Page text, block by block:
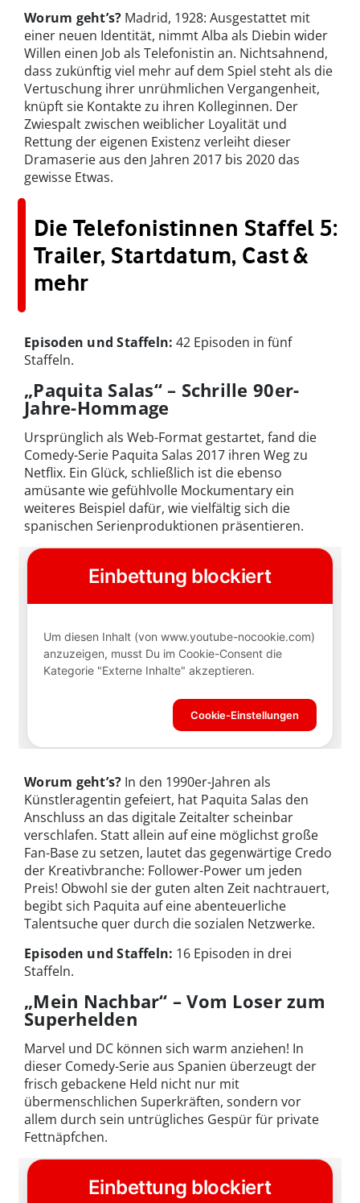
Worum geht’s? Madrid, 1928: Ausgestattet mit
einer neuen Identität, nimmt Alba als Diebin wider
Willen einen Job als Telefonistin an. Nichtsahnend,
dass zukünftig viel mehr auf dem Spiel steht als die
Vertuschung ihrer unrühmlichen Vergangenheit,
knüpft sie Kontakte zu ihren Kolleginnen. Der
Zwiespalt zwischen weiblicher Loyalität und
Rettung der eigenen Existenz verleiht dieser
Dramaserie aus den Jahren 2017 bis 2020 das
gewisse Etwas.
Die Telefonistinnen Staffel 5:
Trailer, Startdatum, Cast &
mehr
Episoden und Staffeln: 42 Episoden in fünf
Staffeln.
„Paquita Salas“ – Schrille 90er-
Jahre-Hommage
Ursprünglich als Web-Format gestartet, fand die
Comedy-Serie Paquita Salas 2017 ihren Weg zu
Netflix. Ein Glück, schließlich ist die ebenso
amüsante wie gefühlvolle Mockumentary ein
weiteres Beispiel dafür, wie vielfältig sich die
spanischen Serienproduktionen präsentieren.
Worum geht’s? In den 1990er-Jahren als
Künstleragentin gefeiert, hat Paquita Salas den
Anschluss an das digitale Zeitalter scheinbar
verschlafen. Statt allein auf eine möglichst große
Fan-Base zu setzen, lautet das gegenwärtige Credo
der Kreativbranche: Follower-Power um jeden
Preis! Obwohl sie der guten alten Zeit nachtrauert,
begibt sich Paquita auf eine abenteuerliche
Talentsuche quer durch die sozialen Netzwerke.
Episoden und Staffeln: 16 Episoden in drei
Staffeln.
„Mein Nachbar“ – Vom Loser zum
Superhelden
Marvel und DC können sich warm anziehen! In
dieser Comedy-Serie aus Spanien überzeugt der
frisch gebackene Held nicht nur mit
übermenschlichen Superkräften, sondern vor
allem durch sein untrügliches Gespür für private
Fettnäpfchen.